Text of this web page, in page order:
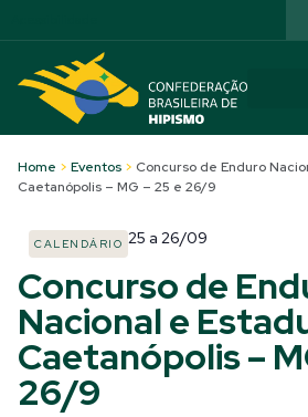
Home > Eventos > Concurso de Enduro
Caetanópolis – MG – 25 e 26/9
CALENDÁRIO 25 a 26/09
Concurso de
Nacional e
Caetanópolis –
26/9